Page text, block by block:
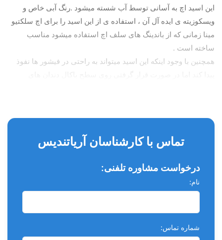
این اسید اچ به آسانی توسط آب شسته میشود .رنگ آبی خاص و
ویسکوزیته ی ایده آل آن ، استفاده ی از این اسید را برای اچ سلکتیو
مینا زمانی که از باندینگ های سلف اچ استفاده میشود مناسب
ساخته است .
همچنین با وجود اینکه این اسید میتواند به راحتی در فیشور ها نفوذ
الف : سر لوئرلاک سورنگ را بردارید وسر سوزن را محکم سرجای
ب: قبل از استفاده داخل دهان حتما جریان پذیری مایع را چک کنید .
الف : سر لوئرلاک سرنگ جامبو رابردارید .
1487.
تماس با کارشناسان آریاتندیس
درخواست مشاوره تلفنی:
نام:
شماره تماس: